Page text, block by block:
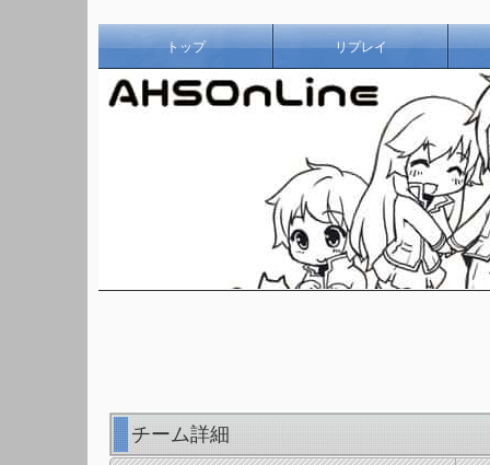
トップ リプレイ
チーム詳細